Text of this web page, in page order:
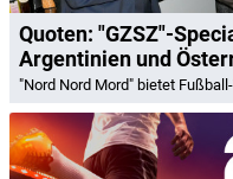
Quoten: "GZSZ"-
Argentinien und
"Nord Nord Mord" bietet